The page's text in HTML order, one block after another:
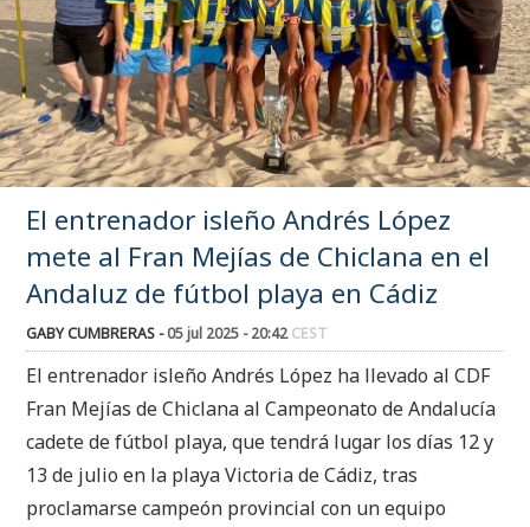
El entrenador isleño Andrés López
mete al Fran Mejías de Chiclana en el
Andaluz de fútbol playa en Cádiz
GABY CUMBRERAS -05 jul 2025 - 20:42CEST
El entrenador isleño Andrés López ha llevado al CDF
Fran Mejías de Chiclana al Campeonato de Andalucía
cadete de fútbol playa, que tendrá lugar los días 12 y
13 de julio en la playa Victoria de Cádiz, tras
proclamarse campeón provincial con un equipo